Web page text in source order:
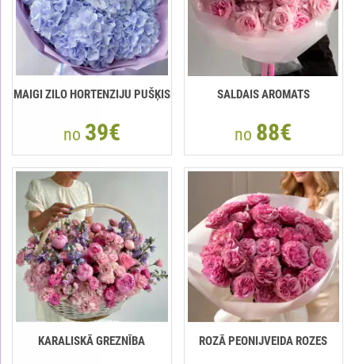
MAIGI ZILO HORTENZIJU PUŠĶIS
no 39€
SALDAIS AROMATS
no 88€
KARALISKĀ GREZNĪBA ROZĀ PEONIJVEIDA ROZES